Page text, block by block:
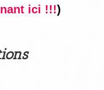
ici !!!)